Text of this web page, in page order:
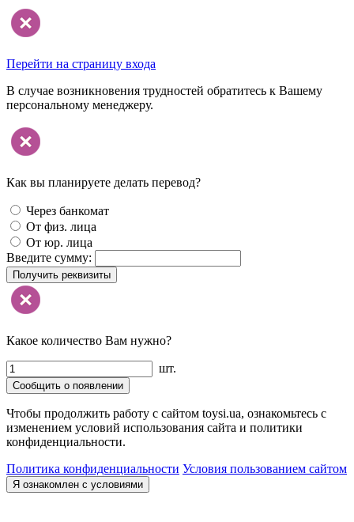
Перейти на страницу входа
В случае возникновения трудностей обратитесь к Вашему
персональному менеджеру.
Как вы планируете делать перевод?
Через банкомат
От физ. лица
От юр. лица
Введите сумму:
Получить реквизиты
Какое количество Вам нужно?
шт.
Сообщить о появлении
Чтобы продолжить работу с сайтом toysi.ua, ознакомьтесь с
изменением условий использования сайта и политики
конфиденциальности.
Политика конфиденциальности Условия пользованием сайтом
Я ознакомлен с условиями